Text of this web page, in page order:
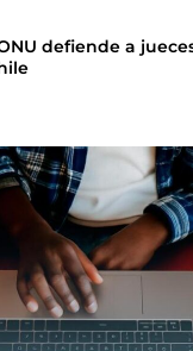
defiende a